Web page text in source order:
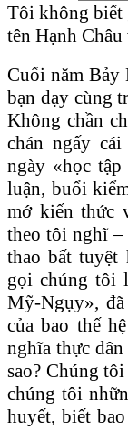
Tôi không biết
tên Hạnh
Cuối năm Bảy
bạn dạy cùng
Không chần
chán ngấy
ngày «học
luận, buổi
mớ kiến thức
theo tôi nghĩ –
thao bất tuyệt
gọi chúng tôi
Mỹ-Ngụy»,
của bao thế
nghĩa thực
sao? Chúng
chúng tôi
huyết, biết